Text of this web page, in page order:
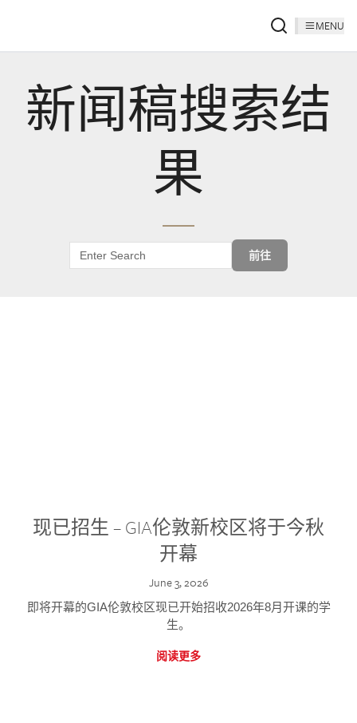
MENU
新闻稿搜索结
果
前往
现已招生 – GIA伦敦新校区将于今秋
开幕
June 3, 2026
即将开幕的GIA伦敦校区现已开始招收2026年8月开课的学
生。
阅读更多